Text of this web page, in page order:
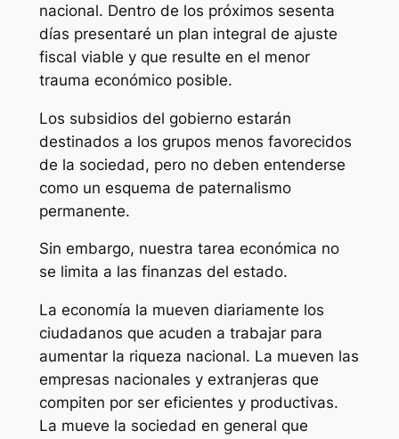
nacional. Dentro de los próximos sesenta
días presentaré un plan integral de ajuste
fiscal viable y que resulte en el menor
trauma económico posible.
Los subsidios del gobierno estarán
destinados a los grupos menos favorecidos
de la sociedad, pero no deben entenderse
como un esquema de paternalismo
permanente.
Sin embargo, nuestra tarea económica no
se limita a las finanzas del estado.
La economía la mueven diariamente los
ciudadanos que acuden a trabajar para
aumentar la riqueza nacional. La mueven las
empresas nacionales y extranjeras que
compiten por ser eficientes y productivas.
La mueve la sociedad en general que